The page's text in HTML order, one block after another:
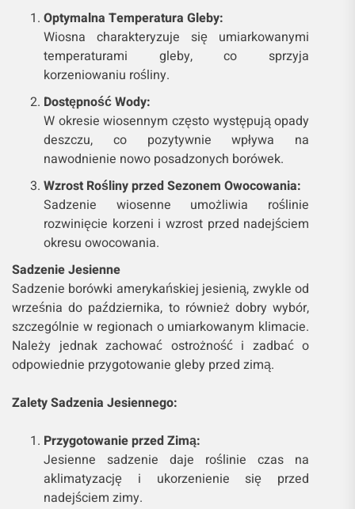
Optymalna Temperatura Gleby:
Wiosna charakteryzuje się umiarkowanymi
temperaturami gleby, co sprzyja
korzeniowaniu rośliny.
Dostępność Wody:
W okresie wiosennym często występują opady
deszczu, co pozytywnie wpływa na
nawodnienie nowo posadzonych borówek.
Wzrost Rośliny przed Sezonem Owocowania:
Sadzenie wiosenne umożliwia roślinie
rozwinięcie korzeni i wzrost przed nadejściem
okresu owocowania.
Sadzenie Jesienne
Sadzenie borówki amerykańskiej jesienią, zwykle od
września do października, to również dobry wybór,
szczególnie w regionach o umiarkowanym klimacie.
Należy jednak zachować ostrożność i zadbać o
odpowiednie przygotowanie gleby przed zimą.
Zalety Sadzenia Jesiennego:
Przygotowanie przed Zimą:
Jesienne sadzenie daje roślinie czas na
aklimatyzację i ukorzenienie się przed
nadejściem zimy.